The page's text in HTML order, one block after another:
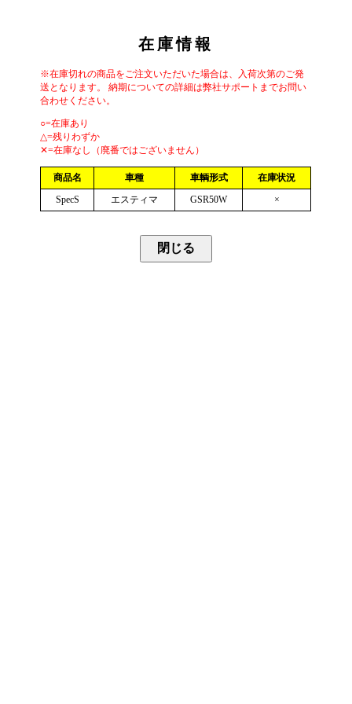
在庫情報
※在庫切れの商品をご注文いただいた場合は、入荷次第のご発
送となります。 納期についての詳細は弊社サポートまでお問い
合わせください。
○=在庫あり
△=残りわずか
✕=在庫なし（廃番ではございません）
商品名 車種 車輌形式
在庫状況
SpecS
エスティマ GSR50W ×